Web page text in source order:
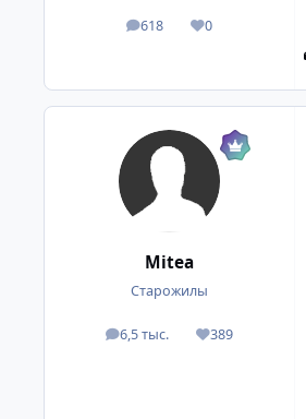
618
посты 0
Репутация
Mitea
Старожилы
6,5 тыс.
посты 389
Репутация